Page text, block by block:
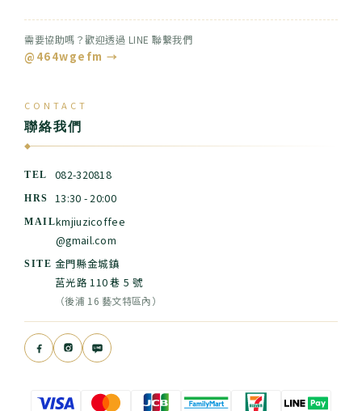
需要協助嗎？歡迎透過 LINE 聯繫我們
@464wgefm →
CONTACT
聯絡我們
◆
TEL 082-320818
HRS 13:30 - 20:00
MAILkmjiuzicoffee
@gmail.com
SITE 金門縣金城鎮
莒光路 110 巷 5 號
（後浦 16 藝文特區內）